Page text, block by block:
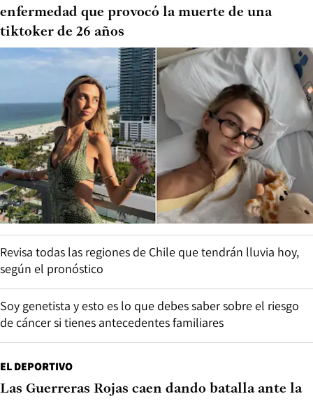
enfermedad que provocó la muerte de una
tiktoker de 26 años
Revisa todas las regiones de Chile que tendrán lluvia hoy,
según el pronóstico
Soy genetista y esto es lo que debes saber sobre el riesgo
de cáncer si tienes antecedentes familiares
EL DEPORTIVO
Las Guerreras Rojas caen dando batalla ante la